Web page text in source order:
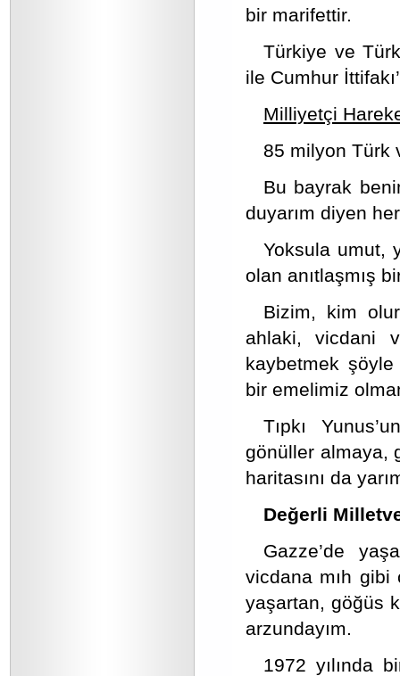
bir marifettir.
Türkiye ve
ile Cumhur
Milliyetçi
85 milyon Türk
Bu bayrak
duyarım diyen
Yoksula umut,
olan anıtlaşmış
Bizim, kim
ahlaki, vicdani
kaybetmek
bir emelimiz
Tıpkı
gönüller almaya,
haritasını da
Değerli
Gazze’de
vicdana mıh gibi
yaşartan, göğüs
arzundayım.
1972 yılında